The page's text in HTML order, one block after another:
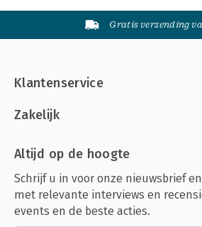
Gratis verzending
Klantenservice
Zakelijk
Altijd op de hoogte
Schrijf u in voor onze nieuwsbrief
met relevante interviews en
events en de beste acties.